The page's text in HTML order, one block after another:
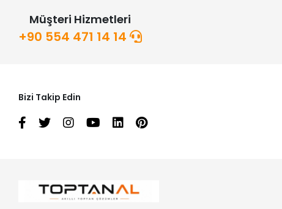
Müşteri Hizmetleri
+90 554 471 14 14
Bizi Takip Edin